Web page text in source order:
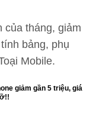
của tháng, giảm
bảng, phụ
Mobile.
giảm gần 5 triệu, giá